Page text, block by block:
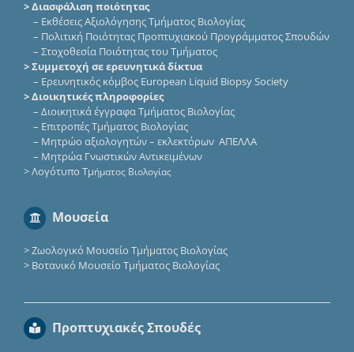
> Διασφάλιση ποιότητας
– Εκθέσεις Αξιολόγησης Τμήματος Βιολογίας
– Πολιτική Ποιότητας Προπτυχιακού Προγράμματος Σπουδών
– Στοχοθεσία Ποιότητας του Τμήματος
> Συμμετοχή σε ερευνητικά δίκτυα
– Eρευνητικός κόμβος European Liquid Biopsy Society
> Διοικητικές πληροφορίες
– Διοικητικά έγγραφα Τμήματος Βιολογίας
– Επιτροπές Τμήματος Βιολογίας
– Μητρώο αξιολογητών – εκλεκτόρων ΑΠΕΛΛΑ
– Μητρώα Γνωστικών Αντικειμένων
>Λογότυπο Τμήματος Βιολογίας
Μουσεία
>Ζωολογικό Μουσείο Τμήματος Βιολογίας
> Βοτανικό Μουσείο Τμήματος Βιολογίας
Προπτυχιακές Σπουδές